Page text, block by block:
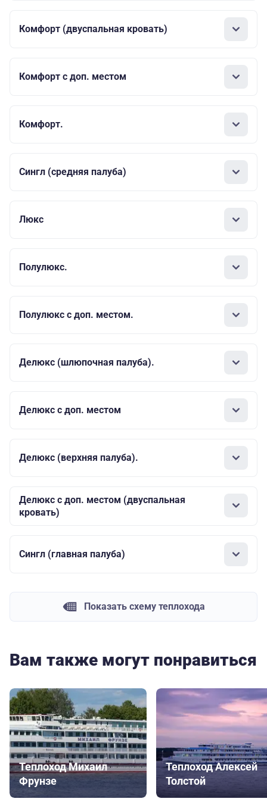
Комфорт (двуспальная кровать)
Комфорт с доп. местом
Комфорт.
Сингл (средняя палуба)
Люкс
Полулюкс.
Полулюкс с доп. местом.
Делюкс (шлюпочная палуба).
Делюкс с доп. местом
Делюкс (верхняя палуба).
Делюкс с доп. местом (двуспальная
кровать)
Сингл (главная палуба)
Показать схему теплохода
Вам также могут понравиться
Теплоход Михаил
Фрунзе
Теплоход Алексей
Толстой